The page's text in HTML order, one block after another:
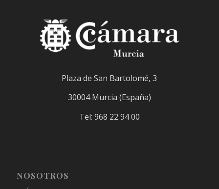
Plaza de San Bartolomé, 3
30004 Murcia (España)
Tel: 968 22 94 00
NOSOTROS